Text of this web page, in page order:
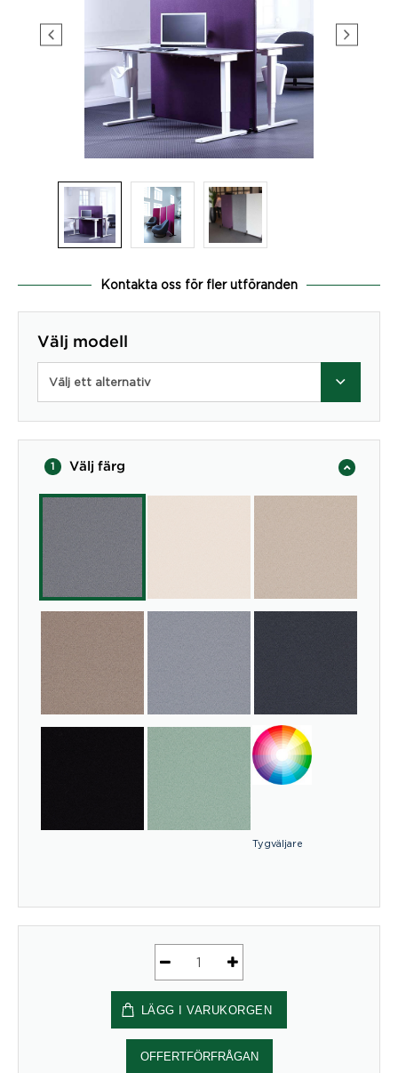
Kontakta oss för fler utföranden
Välj modell
Välj ett alternativ
1 Välj färg
Tygväljare
Golvskärm
ScreenIT
A30
Golvskärm,
800x1200
LÄGG I VARUKORGEN
OFFERTFÖRFRÅGAN